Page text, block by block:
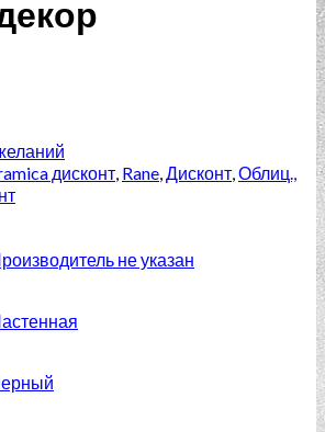
дисконт, Rane,Дисконт,Облиц.,
не указан